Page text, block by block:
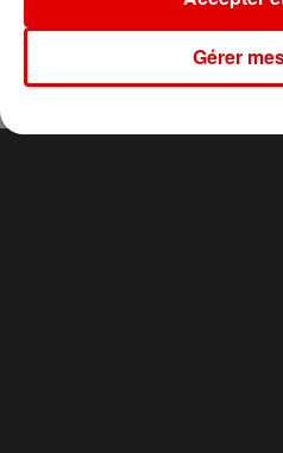
MANON LISA TEMPER
Self
Gérer